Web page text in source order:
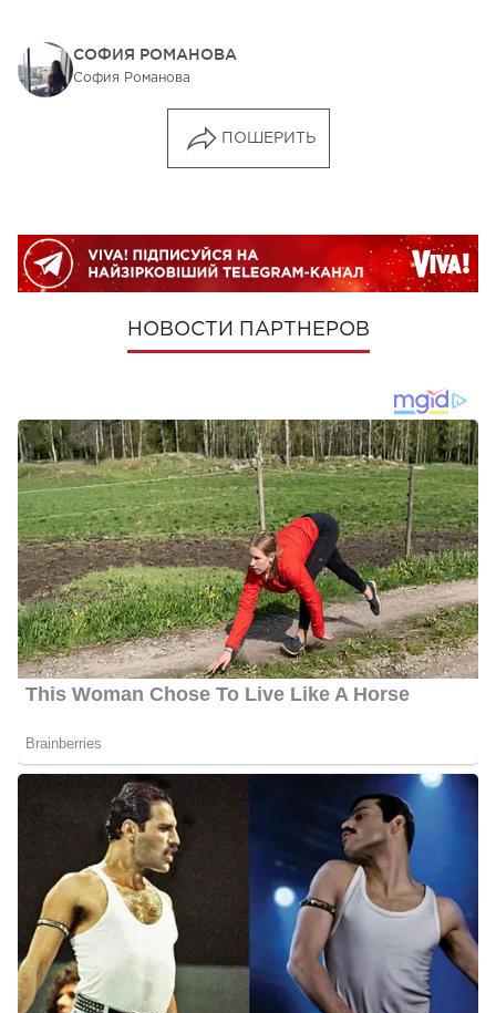
СОФИЯ РОМАНОВА
София Романова
ПОШЕРИТЬ
НОВОСТИ ПАРТНЕРОВ